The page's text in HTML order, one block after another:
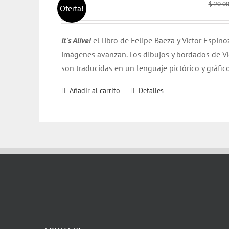
Oferta! $
It´s Alive!el libro de Felipe Baeza y Víctor
imágenes avanzan. Los dibujos y bordados de
son traducidas en un lenguaje pictórico y
Añadir al carrito Detalles